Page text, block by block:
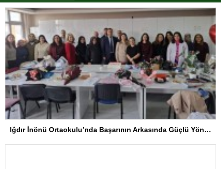
Iğdır İnönü Ortaokulu’nda Başarının Arkasında Güçlü Yönetim ve Özverili Eğitim Kadrosu Bulunuyor